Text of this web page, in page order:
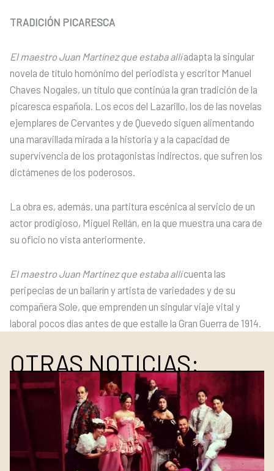
TRADICIÓN PICARESCA
El maestro Juan Martínez que estaba allíadapta la singular
novela de título homónimo del periodista y escritor Manuel
Chaves Nogales, un título que continúa la gran tradición de la
picaresca española. Los ecos del Lazarillo, los de las novelas
ejemplares de Cervantes y de Quevedo siguen alimentando
una maravillada mirada a la historia y a la capacidad de
supervivencia de los protagonistas indirectos, que sufren los
dictámenes de los poderosos.
La obra es, además, una partitura escénica al servicio de un
actor prodigioso, Miguel Rellán, en la que muestra una cara de
su oficio no vista anteriormente.
El maestro Juan Martínez que estaba allícuenta las
peripecias de un bailarín y artista de variedades y de su
compañera Sole, que emprenden un singular viaje vital y
laboral pocos días antes de que estalle la Gran Guerra de 1914.
OTRAS NOTICIAS: